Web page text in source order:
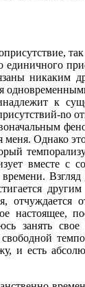
никаким
к
no
меня. Однако
вместе с
Взгляд
занять свое
и есть